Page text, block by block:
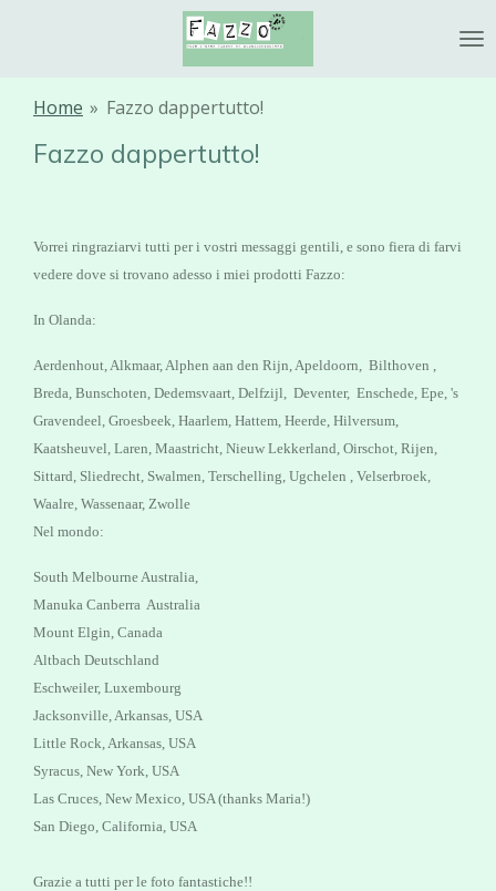
Home » Fazzo dappertutto!
Fazzo dappertutto!
Vorrei ringraziarvi tutti per i vostri messaggi gentili, e sono fiera di farvi
vedere dove si trovano adesso i miei prodotti Fazzo:
In Olanda:
Aerdenhout, Alkmaar, Alphen aan den Rijn, Apeldoorn, Bilthoven ,
Breda, Bunschoten, Dedemsvaart, Delfzijl, Deventer, Enschede, Epe, 's
Gravendeel, Groesbeek, Haarlem, Hattem, Heerde, Hilversum,
Kaatsheuvel, Laren, Maastricht, Nieuw Lekkerland, Oirschot, Rijen,
Sittard, Sliedrecht, Swalmen, Terschelling, Ugchelen , Velserbroek,
Waalre, Wassenaar, Zwolle
Nel mondo:
South Melbourne Australia,
Manuka Canberra Australia
Mount Elgin, Canada
Altbach Deutschland
Eschweiler, Luxembourg
Jacksonville, Arkansas, USA
Little Rock, Arkansas, USA
Syracus, New York, USA
Las Cruces, New Mexico, USA (thanks Maria!)
San Diego, California, USA
Grazie a tutti per le foto fantastiche!!